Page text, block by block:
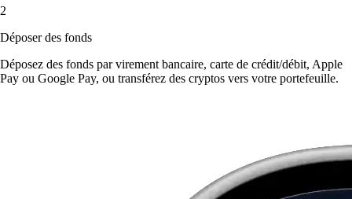
2
Déposer des fonds
Déposez des fonds par virement bancaire, carte de crédit/débit, Apple
Pay ou Google Pay, ou transférez des cryptos vers votre portefeuille.